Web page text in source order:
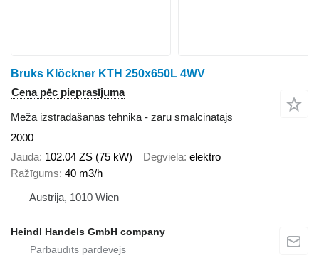
Bruks Klöckner KTH 250x650L 4WV
Cena pēc pieprasījuma
Meža izstrādāšanas tehnika - zaru smalcinātājs
2000
Jauda 102.04 ZS (75 kW) Degviela elektro
Ražīgums 40 m3/h
Austrija, 1010 Wien
Heindl Handels GmbH company